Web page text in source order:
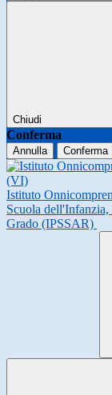
Chiudi
Conferma
Annulla Conferma
Istituto
Scuola
Grado (IPSSAR)